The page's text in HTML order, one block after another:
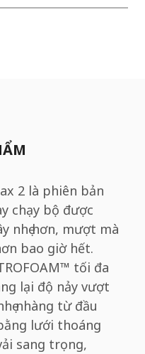
2 là phiên bản
chạy bộ được
nhẹ hơn, mượt mà
bao giờ hết.
tối đa
lại độ nảy vượt
nhàng từ đầu
lưới thoáng
sang trọng,